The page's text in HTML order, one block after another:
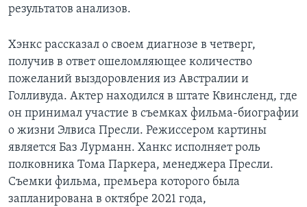
результатов анализов.
Хэнкс рассказал о своем диагнозе в четверг,
получив в ответ ошеломляющее количество
пожеланий выздоровления из Австралии и
Голливуда. Актер находился в штате Квинсленд, где
он принимал участие в съемках фильма-биографии
о жизни Элвиса Пресли. Режиссером картины
является Баз Лурманн. Ханкс исполняет роль
полковника Тома Паркера, менеджера Пресли.
Съемки фильма, премьера которого была
запланирована в октябре 2021 года,